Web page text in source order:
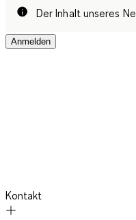
Der Inhalt unseres
Anmelden
Kontakt